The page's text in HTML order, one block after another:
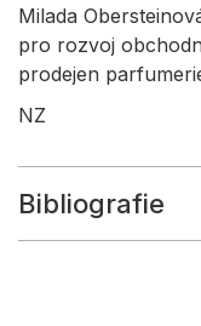
Milada
pro rozvoj
prodejen
NZ
Bibliografie